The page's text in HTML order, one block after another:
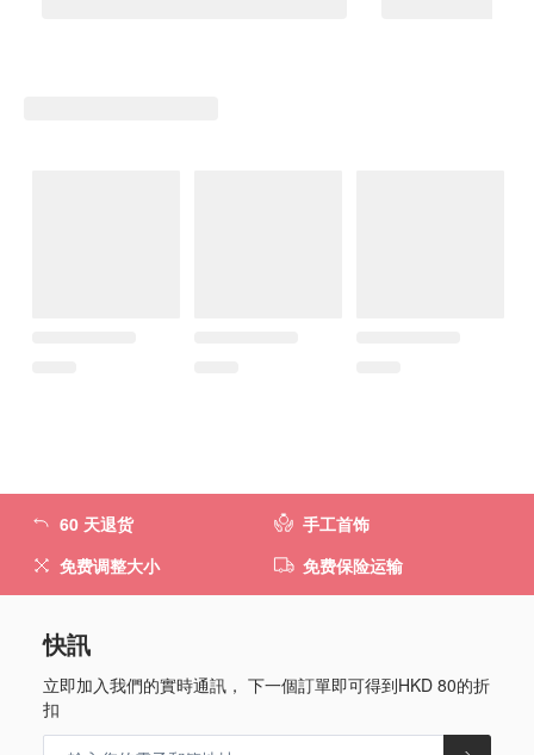
60 天退货
免费调整大小
手工首饰
免费保险运输
快訊
立即加入我們的實時通訊， 下一個訂單即可得到HKD 80的折
扣